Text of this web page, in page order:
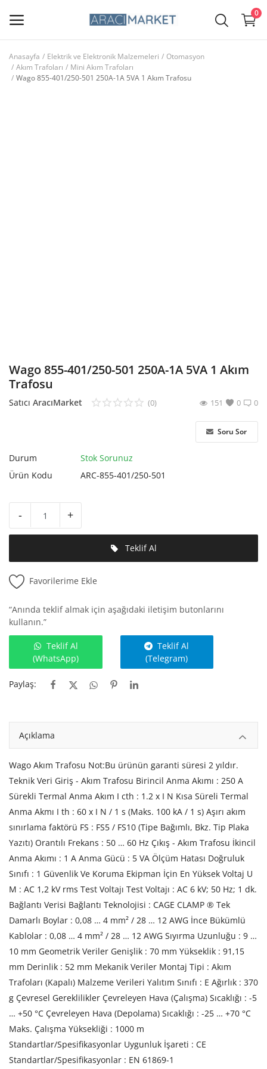
0
Ana Menü
Anasayfa Elektrik ve Elektronik Malzemeleri
Otomasyon
Akım Trafoları
Mini Akım Trafoları
Wago 855-401/250-501 250A-1A 5VA 1 Akım Trafosu
Wago 855-401/250-501 250A-1A 5VA 1 Akım
Trafosu
Satıcı AracıMarket 0
(0) 0
151
Soru Sor
Durum
Stok Sorunuz
Ürün Kodu
ARC-855-401/250-501
- +
Teklif Al
Favorilerime Ekle
“Anında teklif almak için aşağıdaki iletişim butonlarını
kullanın.”
Teklif Al
(WhatsApp)
Teklif Al
(Telegram)
Paylaş:
Açıklama
Wago Akım Trafosu Not:Bu ürünün garanti süresi 2 yıldır.
Teknik Veri Giriş - Akım Trafosu Birincil Anma Akımı : 250 A
Sürekli Termal Anma Akım I cth : 1.2 x I N Kısa Süreli Termal
Anma Akmı I th : 60 x I N / 1 s (Maks. 100 kA / 1 s) Aşırı akım
sınırlama faktörü FS : FS5 / FS10 (Tipe Bağımlı, Bkz. Tip Plaka
Yazıtı) Orantılı Frekans : 50 … 60 Hz Çıkış - Akım Trafosu İkincil
Anma Akımı : 1 A Anma Gücü : 5 VA Ölçüm Hatası Doğruluk
Sınıfı : 1 Güvenlik Ve Koruma Ekipman İçin En Yüksek Voltaj U
M : AC 1,2 kV rms Test Voltajı Test Voltajı : AC 6 kV; 50 Hz; 1 dk.
Bağlantı Verisi Bağlantı Teknolojisi : CAGE CLAMP ® Tek
Damarlı Boylar : 0,08 … 4 mm² / 28 … 12 AWG İnce Bükümlü
Kablolar : 0,08 … 4 mm² / 28 … 12 AWG Sıyırma Uzunluğu : 9 …
10 mm Geometrik Veriler Genişlik : 70 mm Yükseklik : 91,15
mm Derinlik : 52 mm Mekanik Veriler Montaj Tipi : Akım
Trafoları (Kapalı) Malzeme Verileri Yalıtım Sınıfı : E Ağırlık : 370
g Çevresel Gereklilikler Çevreleyen Hava (Çalışma) Sıcaklığı : -5
… +50 °C Çevreleyen Hava (Depolama) Sıcaklığı : -25 … +70 °C
Maks. Çalışma Yüksekliği : 1000 m
Standartlar/Spesifikasyonlar Uygunluk İşareti : CE
Standartlar/Spesifikasyonlar : EN 61869-1